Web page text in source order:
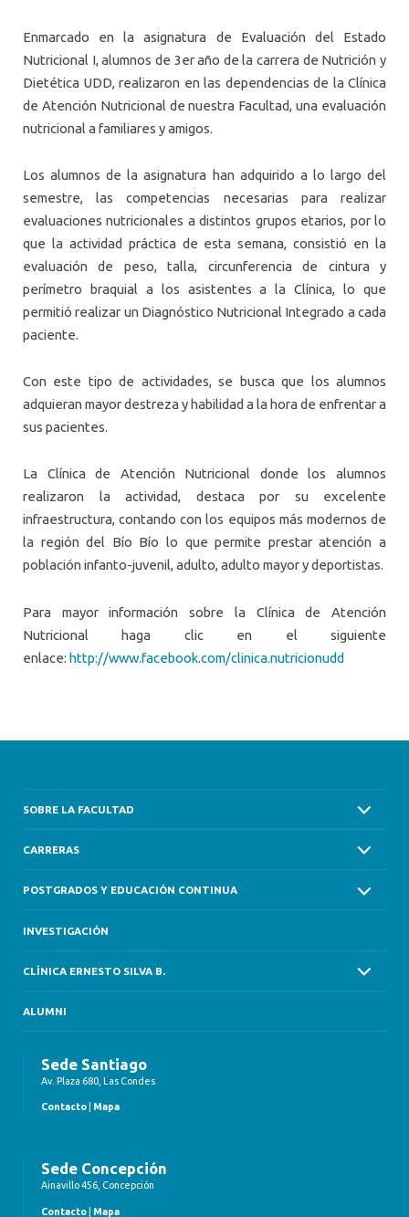
Enmarcado en la asignatura de Evaluación del Estado
Nutricional I, alumnos de 3er año de la carrera de Nutrición y
Dietética UDD, realizaron en las dependencias de la Clínica
de Atención Nutricional de nuestra Facultad, una evaluación
nutricional a familiares y amigos.
Los alumnos de la asignatura han adquirido a lo largo del
semestre, las competencias necesarias para realizar
evaluaciones nutricionales a distintos grupos etarios, por lo
que la actividad práctica de esta semana, consistió en la
evaluación de peso, talla, circunferencia de cintura y
perímetro braquial a los asistentes a la Clínica, lo que
permitió realizar un Diagnóstico Nutricional Integrado a cada
paciente.
Con este tipo de actividades, se busca que los alumnos
adquieran mayor destreza y habilidad a la hora de enfrentar a
sus pacientes.
La Clínica de Atención Nutricional donde los alumnos
realizaron la actividad, destaca por su excelente
infraestructura, contando con los equipos más modernos de
la región del Bío Bío lo que permite prestar atención a
población infanto-juvenil, adulto, adulto mayor y deportistas.
Para mayor información sobre la Clínica de Atención
Nutricional haga clic en el siguiente
enlace: http://www.facebook.com/clinica.nutricionudd
SOBRE LA FACULTAD
CARRERAS
POSTGRADOS Y EDUCACIÓN CONTINUA
INVESTIGACIÓN
CLÍNICA ERNESTO SILVA B.
ALUMNI
Sede Santiago
Av. Plaza 680, Las Condes
Contacto Mapa
Sede Concepción
Ainavillo 456, Concepción
Contacto Mapa